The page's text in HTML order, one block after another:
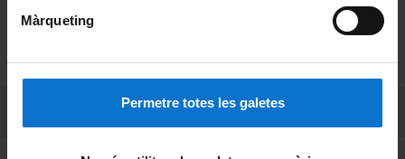
Màrqueting
Permetre totes les galetes
Privadesa i termes
Sobre UBtv